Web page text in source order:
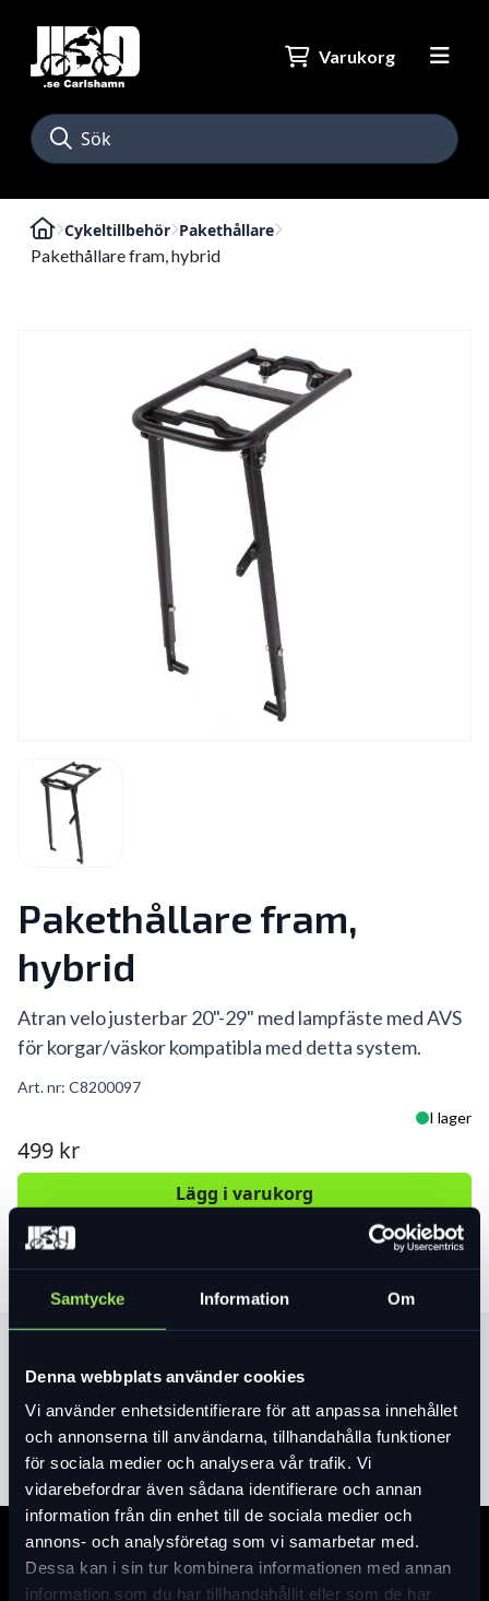
Samtycke Information Om
Denna webbplats använder cookies
Vi använder enhetsidentifierare för att anpassa innehållet
och annonserna till användarna, tillhandahålla funktioner
för sociala medier och analysera vår trafik. Vi
vidarebefordrar även sådana identifierare och annan
information från din enhet till de sociala medier och
annons- och analysföretag som vi samarbetar med.
Dessa kan i sin tur kombinera informationen med annan
information som du har tillhandahållit eller som de har
Varukorg
Cykeltillbehör Pakethållare
Pakethållare fram, hybrid
Pakethållare fram,
hybrid
Atran velo justerbar 20"-29" med lampfäste med AVS
för korgar/väskor kompatibla med detta system.
Art. nr: C8200097
I lager
499 kr
Lägg i varukorg
Produktinformation
Läs merexpand_more
Specifikation